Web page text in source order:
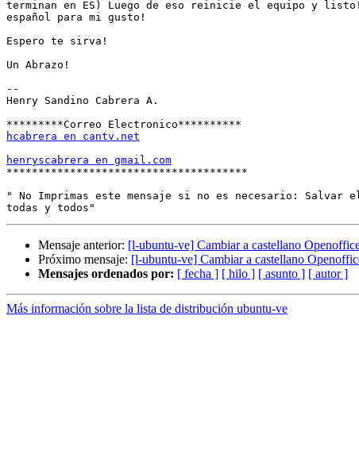
terminan en ES) Luego de eso reinicie el equipo y listo!
español para mi gusto!
Espero te sirva!
Un Abrazo!
--
Henry Sandino Cabrera A.
hcabrera en cantv.net
henryscabrera en gmail.com
**************************************
" No Imprimas este mensaje si no es necesario: Salvar
Mensaje anterior: [l-ubuntu-ve] Cambiar a castellano
Próximo mensaje: [l-ubuntu-ve] Cambiar a castellano
Mensajes ordenados por: [ fecha ] [ hilo ] [ asunto ] [ autor ]
Más información sobre la lista de distribución ubuntu-ve